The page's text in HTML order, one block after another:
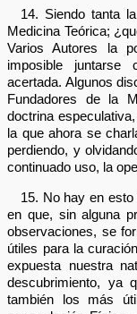
14. Siendo tanta
Medicina Teórica;
Varios Autores la
imposible
acertada. Algunos
Fundadores de la
doctrina
la que ahora se
perdiendo, y
continuado uso, la
15. No hay en
en que, sin alguna
observaciones, se
útiles para la
expuesta nuestra
descubrimiento, ya
también los más